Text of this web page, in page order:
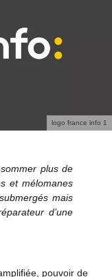
logo france info 1
plus de
et mélomanes
mais
d’une
pouvoir de